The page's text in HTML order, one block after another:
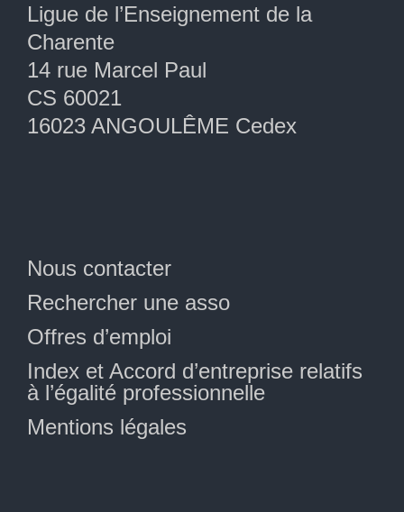
Ligue de l’Enseignement de la
Charente
14 rue Marcel Paul
CS 60021
16023 ANGOULÊME Cedex
Nous contacter
Rechercher une asso
Offres d’emploi
Index et Accord d’entreprise relatifs
à l’égalité professionnelle
Mentions légales